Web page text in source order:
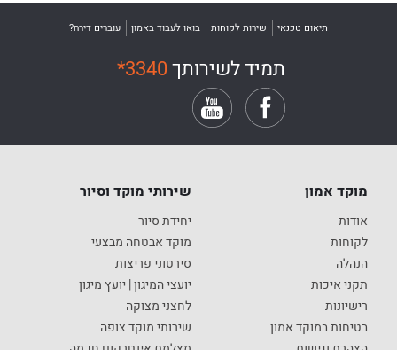
תיאום טכנאי שירות לקוחות בואו לעבוד באמון עוברים דירה?
תמיד לשירותך*3340
מוקד אמון
אודות
לקוחות
הנהלה
תקני איכות
רישיונות
בטיחות במוקד אמון
שירותי מוקד וסיור
יחידת סיור
מוקד אבטחה מבצעי
סירטוני פריצות
יועצי המיגון | יועץ מיגון
לחצני מצוקה
שירותי מוקד צופה